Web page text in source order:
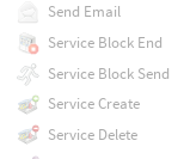
Send Email
Service Block End
Service Block Send
Service Create
Service Delete